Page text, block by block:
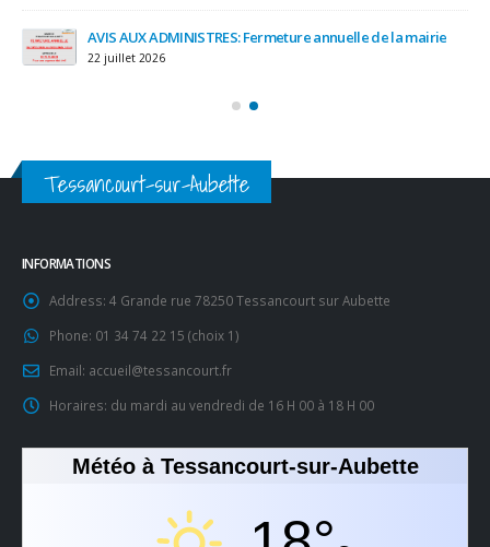
AVIS AUX ADMINISTRES: Fermeture annuelle de la mairie
22 juillet 2026
Tessancourt-sur-Aubette
INFORMATIONS
Address: 4 Grande rue 78250 Tessancourt sur Aubette
Phone: 01 34 74 22 15 (choix 1)
Email: accueil@tessancourt.fr
Horaires: du mardi au vendredi de 16 H 00 à 18 H 00
Météo à Tessancourt-sur-Aubette